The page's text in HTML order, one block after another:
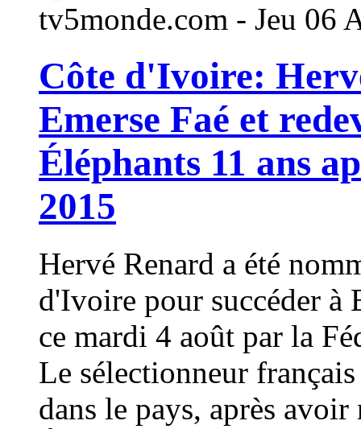
tv5monde.com - Jeu 06
Côte d'Ivoire:
Emerse Faé et
Éléphants 11 ans
2015
Hervé Renard a été
d'Ivoire pour succéder à
ce mardi 4 août par la
Le sélectionneur
dans le pays, après